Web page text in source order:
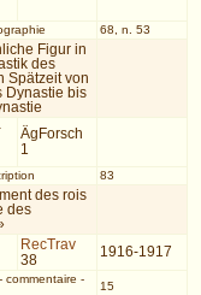
68, n. 53
Figur in
des
Spätzeit von
Dynastie bis
ÄgForsch
1
83
des rois
des
RecTrav
38
1916-1917
commentaire -
15